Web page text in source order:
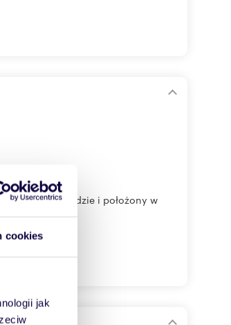
cookies
jak
standardzie i położony w